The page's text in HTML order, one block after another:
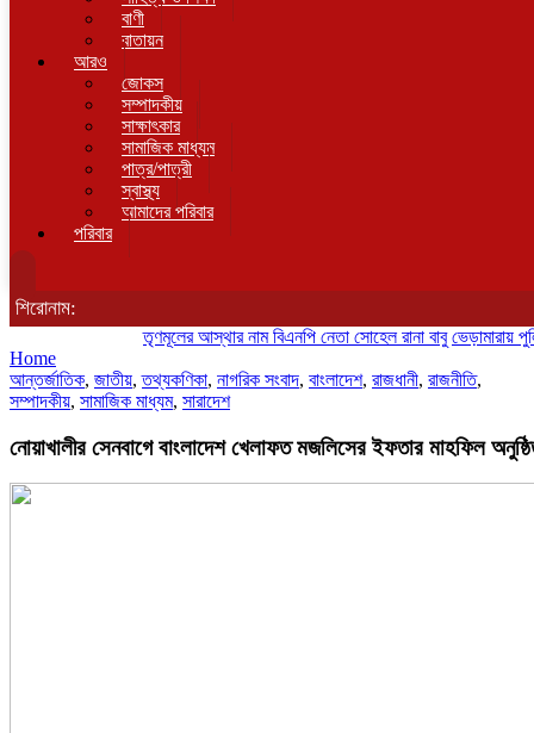
বাণী
বাতায়ন
আরও
জোকস
সম্পাদকীয়
সাক্ষাৎকার
সামাজিক মাধ্যম
পাত্র/পাত্রী
স্বাস্থ্য
আমাদের পরিবার
পরিবার
শিরোনাম:
তৃণমূলের আস্থার নাম বিএনপি নেতা সোহেল রানা বাবু ভেড়ামারায় পুলিশের
Home
আন্তর্জাতিক, জাতীয়,তথ্যকণিকা, নাগরিক সংবাদ, বাংলাদেশ, রাজধানী, রাজনীতি,
সম্পাদকীয়, সামাজিক মাধ্যম, সারাদেশ
নোয়াখালীর সেনবাগে বাংলাদেশ খেলাফত মজলিসের ইফতার মাহফিল